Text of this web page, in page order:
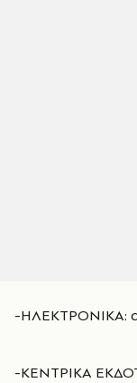
-ΗΛΕΚΤΡΟΝΙΚΑ:
-ΚΕΝΤΡΙΚΑ